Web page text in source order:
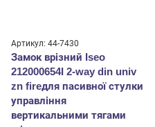
Артикул: 44-7430
Замок врізний Iseo
212000654I 2-way din univ
zn fireдля пасивної стулки
управління
вертикальними тягами